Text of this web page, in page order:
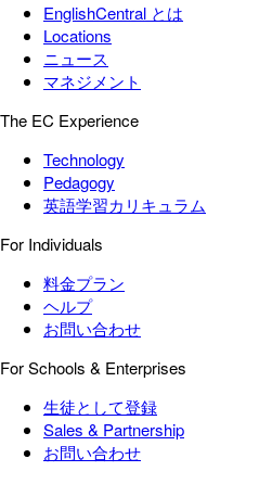
EnglishCentral とは
Locations
ニュース
マネジメント
The EC Experience
Technology
Pedagogy
英語学習カリキュラム
For Individuals
料金プラン
ヘルプ
お問い合わせ
For Schools & Enterprises
生徒として登録
Sales & Partnership
お問い合わせ